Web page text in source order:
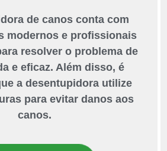
de canos conta com
modernos e profissionais
resolver o problema de
e eficaz. Além disso, é
a desentupidora utilize
para evitar danos aos
canos.